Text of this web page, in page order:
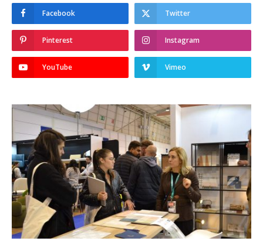
Facebook Twitter
Pinterest Instagram
YouTube Vimeo